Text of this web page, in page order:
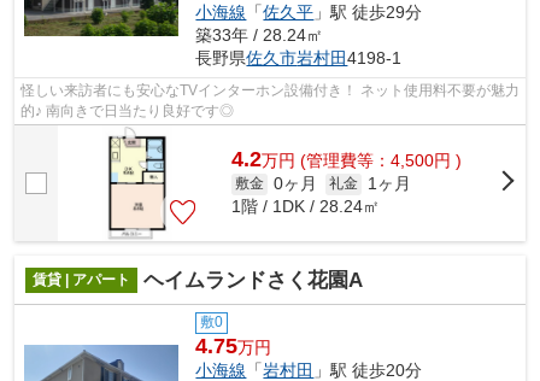
小海線 「佐久平 」駅 徒歩29分
築33年 / 28.24㎡
長野県佐久市岩村田4198-1
怪しい来訪者にも安心なTVインターホン設備付き！ ネット使用料不要が魅力
的♪ 南向きで日当たり良好です◎
4.2万円 (管理費等：4,500円 )
敷金 0ヶ月 礼金
1ヶ月
1階 / 1DK / 28.24㎡
賃貸 | アパート ヘイムランドさく花園A
敷0
4.75万円
小海線 「岩村田 」駅 徒歩20分